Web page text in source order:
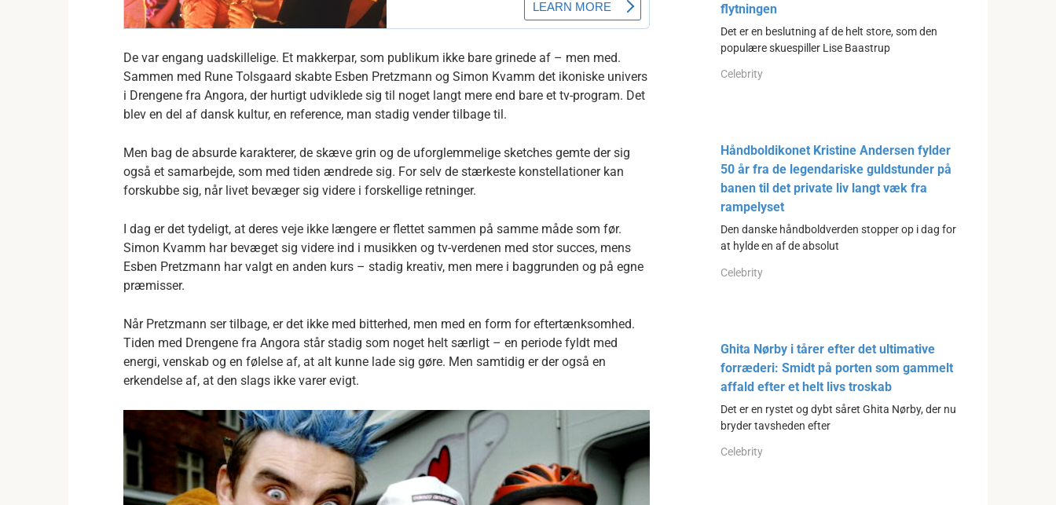
De var engang uadskillelige. Et makkerpar, som publikum ikke bare grinede af – men med.
Sammen med Rune Tolsgaard skabte Esben Pretzmann og Simon Kvamm det ikoniske univers
i Drengene fra Angora, der hurtigt udviklede sig til noget langt mere end bare et tv-program. Det
blev en del af dansk kultur, en reference, man stadig vender tilbage til.
Men bag de absurde karakterer, de skæve grin og de uforglemmelige sketches gemte der sig
også et samarbejde, som med tiden ændrede sig. For selv de stærkeste konstellationer kan
forskubbe sig, når livet bevæger sig videre i forskellige retninger.
I dag er det tydeligt, at deres veje ikke længere er flettet sammen på samme måde som før.
Simon Kvamm har bevæget sig videre ind i musikken og tv-verdenen med stor succes, mens
Esben Pretzmann har valgt en anden kurs – stadig kreativ, men mere i baggrunden og på egne
præmisser.
Når Pretzmann ser tilbage, er det ikke med bitterhed, men med en form for eftertænksomhed.
Tiden med Drengene fra Angora står stadig som noget helt særligt – en periode fyldt med
energi, venskab og en følelse af, at alt kunne lade sig gøre. Men samtidig er der også en
erkendelse af, at den slags ikke varer evigt.
flytningen
Det er en beslutning af de helt store, som den
populære skuespiller Lise Baastrup
Celebrity
Håndboldikonet Kristine Andersen fylder
50 år fra de legendariske guldstunder på
banen til det private liv langt væk fra
rampelyset
Den danske håndboldverden stopper op i dag for
at hylde en af de absolut
Celebrity
Ghita Nørby i tårer efter det ultimative
forræderi: Smidt på porten som gammelt
affald efter et helt livs troskab
Det er en rystet og dybt såret Ghita Nørby, der nu
bryder tavsheden efter
Celebrity